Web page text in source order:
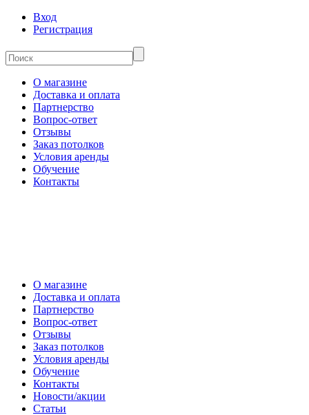
Вход
Регистрация
О магазине
Доставка и оплата
Партнерство
Вопрос-ответ
Отзывы
Заказ потолков
Условия аренды
Обучение
Контакты
О магазине
Доставка и оплата
Партнерство
Вопрос-ответ
Отзывы
Заказ потолков
Условия аренды
Обучение
Контакты
Новости/акции
Статьи